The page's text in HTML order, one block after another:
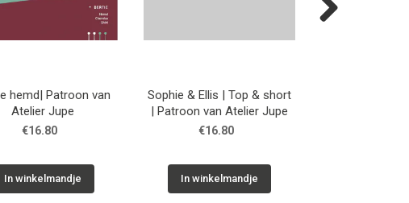
hemd| Patroon van
Atelier Jupe
€16.80
In winkelmandje
Sophie & Ellis | Top & short
| Patroon van Atelier Jupe
€16.80
In winkelmandje